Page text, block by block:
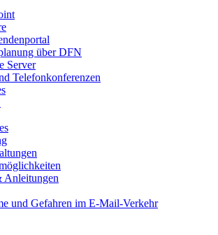
über DFN
Server
Telefonkonferenzen
Anleitungen
und Gefahren im E-Mail-Verkehr